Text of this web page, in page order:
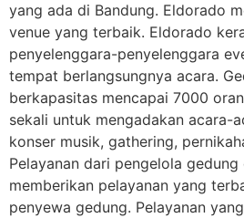
yang ada di Bandung. Eldorado
venue yang terbaik. Eldorado
penyelenggara-penyelenggara
tempat berlangsungnya acara.
berkapasitas mencapai 7000
sekali untuk mengadakan acara-
konser musik, gathering,
Pelayanan dari pengelola
memberikan pelayanan yang
penyewa gedung. Pelayanan